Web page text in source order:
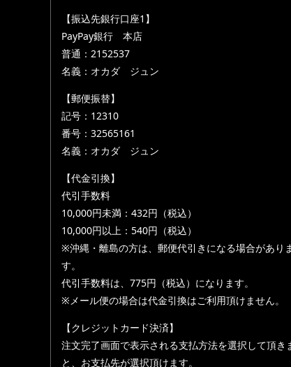
【振込先銀行口座1】
PayPay銀行 本店
普通：2152537
名義：オカダ ジュン
【郵便振替】
記号：12310
番号：32565161
名義：オカダ ジュン
【代金引換】
代引手数料
10,000円未満：432円（税込）
10,000円以上：540円（税込）
※沖縄・離島の方は、郵便代引きになる場合があり
す。
代引手数料は、775円（税込）になります。
※メール便の場合は代金引換はご利用頂けません。
【クレジットカード決済】
注文完了画面で表示される支払方法を選択して頂き
と、お支払先が選択頂けます。